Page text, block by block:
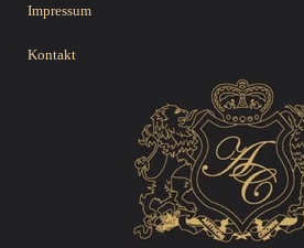
Impressum
Kontakt